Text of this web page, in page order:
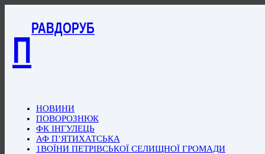
П
РАВДОРУБ
НОВИНИ
ПОВОРОЗНЮК
ФК ІНГУЛЕЦЬ
АФ П’ЯТИХАТСЬКА
1ВОЇНИ ПЕТРІВСЬКОЇ СЕЛИЩНОЇ ГРОМАДИ